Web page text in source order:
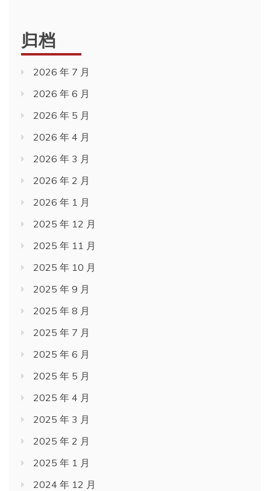
归档
2026 年 7 月
2026 年 6 月
2026 年 5 月
2026 年 4 月
2026 年 3 月
2026 年 2 月
2026 年 1 月
2025 年 12 月
2025 年 11 月
2025 年 10 月
2025 年 9 月
2025 年 8 月
2025 年 7 月
2025 年 6 月
2025 年 5 月
2025 年 4 月
2025 年 3 月
2025 年 2 月
2025 年 1 月
2024 年 12 月